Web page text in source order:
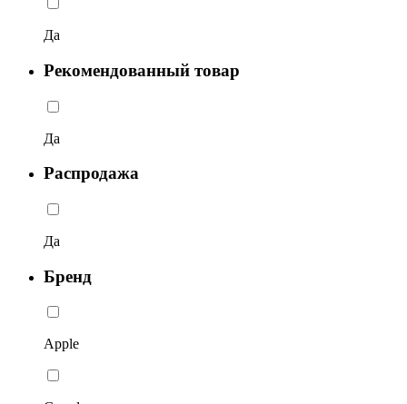
Да
Рекомендованный товар
Да
Распродажа
Да
Бренд
Apple